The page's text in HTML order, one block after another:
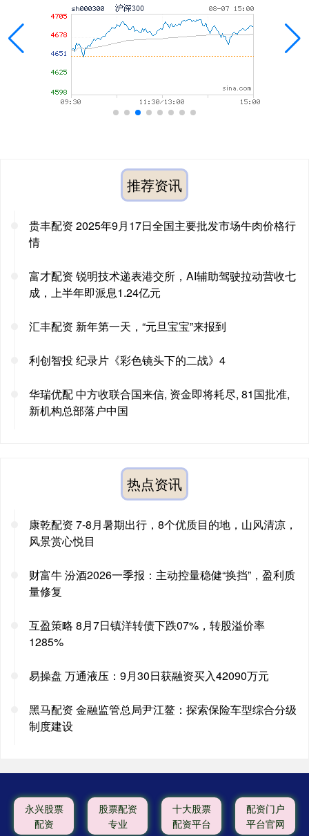
推荐资讯
贵丰配资 2025年9月17日全国主要批发市场牛肉价格行
情
富才配资 锐明技术递表港交所，AI辅助驾驶拉动营收七
成，上半年即派息1.24亿元
汇丰配资 新年第一天，“元旦宝宝”来报到
利创智投 纪录片《彩色镜头下的二战》4
华瑞优配 中方收联合国来信, 资金即将耗尽, 81国批准,
新机构总部落户中国
热点资讯
康乾配资 7-8月暑期出行，8个优质目的地，山风清凉，
风景赏心悦目
财富牛 汾酒2026一季报：主动控量稳健“换挡”，盈利质
量修复
互盈策略 8月7日镇洋转债下跌07%，转股溢价率
1285%
易操盘 万通液压：9月30日获融资买入42090万元
黑马配资 金融监管总局尹江鳌：探索保险车型综合分级
制度建设
永兴股票
配资
股票配资
专业
十大股票
配资平台
配资门户
平台官网